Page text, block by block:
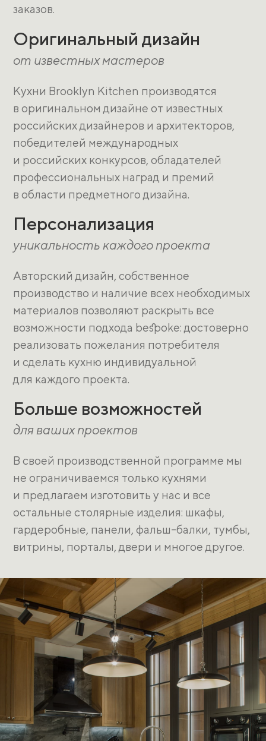
заказов.
Оригинальный дизайн
от известных мастеров
Кухни Brooklyn Kitchen производятся
в оригинальном дизайне от известных
российских дизайнеров и архитекторов,
победителей международных
и российских конкурсов, обладателей
профессиональных наград и премий
в области предметного дизайна.
Персонализация
уникальность каждого проекта
Авторский дизайн, собственное
производство и наличие всех необходимых
материалов позволяют раскрыть все
возможности подхода bespoke: достоверно
реализовать пожелания потребителя
и сделать кухню индивидуальной
для каждого проекта.
Больше возможностей
для ваших проектов
В своей производственной программе мы
не ограничиваемся только кухнями
и предлагаем изготовить у нас и все
остальные столярные изделия: шкафы,
гардеробные, панели, фальш-балки, тумбы,
витрины, порталы, двери и многое другое.